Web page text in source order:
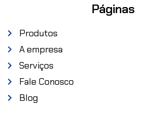
Páginas
Produtos
A empresa
Serviços
Fale Conosco
Blog